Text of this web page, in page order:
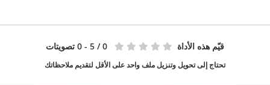
قيّم هذه الأداة 0 / 5 - 0 تصويتات
تحتاج إلى تحويل وتنزيل ملف واحد على الأقل لتقديم ملاحظاتك